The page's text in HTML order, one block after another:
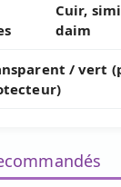
Cuir,
daim
/ vert